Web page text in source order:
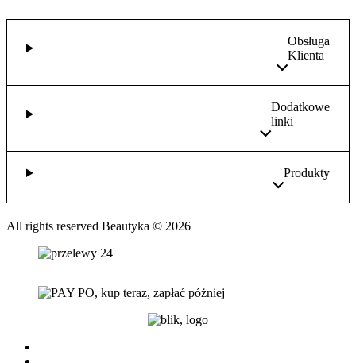
Obsługa
Klienta
Dodatkowe
linki
Produkty
All rights reserved Beautyka © 2026